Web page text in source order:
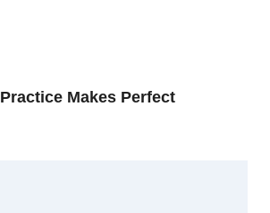
Practice Makes Perfect